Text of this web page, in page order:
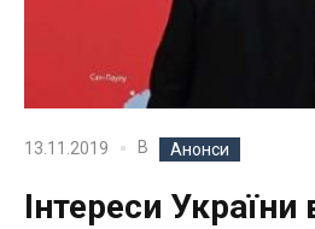
13.11.2019 В Анонси
Інтереси